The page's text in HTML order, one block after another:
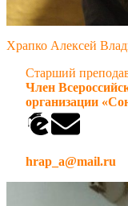
Храпко Алексей
Старший
Член
организации
hrap_a@mail.ru